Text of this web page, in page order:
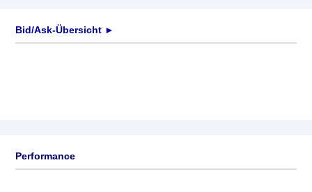
Bid/Ask-Übersicht ►
Performance